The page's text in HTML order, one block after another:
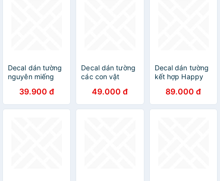
Decal dán tường
nguyên miếng
MJ8031B
39.900 đ
Decal dán tường
các con vật
49.000 đ
Decal dán tường
kết hợp Happy
XL8221+SK9001
[ Size Lớn ]
89.000 đ